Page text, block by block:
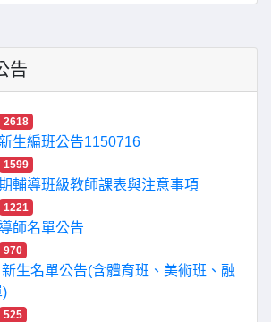
告
2618
生編班公告1150716
1599
輔導班級教師課表與注意事項
1221
師名單公告
970
生名單公告(含體育班、美術班、融
)
525